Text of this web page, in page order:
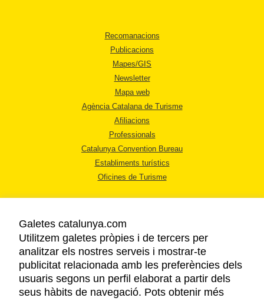
Recomanacions
Publicacions
Mapes/GIS
Newsletter
Mapa web
Agència Catalana de Turisme
Afiliacions
Professionals
Catalunya Convention Bureau
Establiments turístics
Oficines de Turisme
AVÍS LEGAL
POLÍTICA DE PRIVACITAT
COOKIES
Galetes catalunya.com
Utilitzem galetes pròpies i de tercers per
analitzar els nostres serveis i mostrar-te
publicitat relacionada amb les preferències dels
usuaris segons un perfil elaborat a partir dels
seus hàbits de navegació. Pots obtenir més